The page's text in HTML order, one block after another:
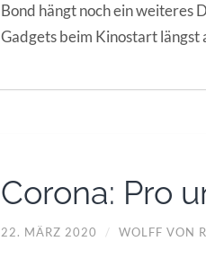
Bond hängt noch ein weiteres
Gadgets beim Kinostart längst
Corona: Pro
22. MÄRZ 2020 / WOLFF VON